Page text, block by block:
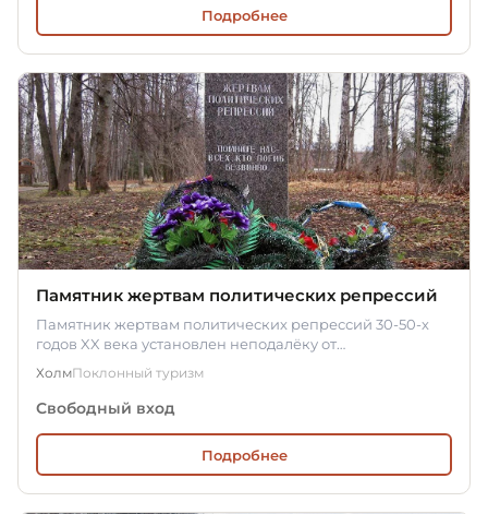
Подробнее
Памятник жертвам политических репрессий
Памятник жертвам политических репрессий 30-50-х
годов XX века установлен неподалёку от
ХолмПоклонный туризм
Свободный вход
Подробнее